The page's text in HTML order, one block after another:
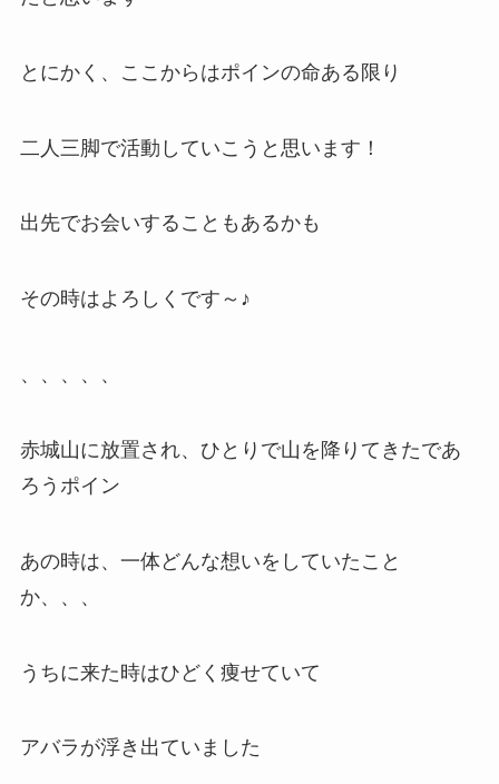
とにかく、ここからはポインの命ある限り
二人三脚で活動していこうと思います！
出先でお会いすることもあるかも
その時はよろしくです～♪
、、、、、
赤城山に放置され、ひとりで山を降りてきたであ
ろうポイン
あの時は、一体どんな想いをしていたこと
か、、、
うちに来た時はひどく痩せていて
アバラが浮き出ていました